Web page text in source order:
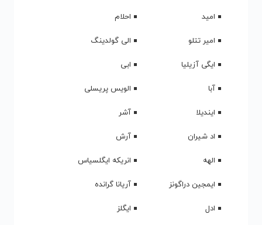
امید
احلام
امیر تتلو
الی گولدینگ
ایگی آزیلیا
ابی
آبا
الویس پریسلی
ایندیلا
آشر
اد شیران
آرش
الهه
انریکه ایگلسیاس
ایمجین دراگونز
آریانا گرانده
ادل
ایگلز